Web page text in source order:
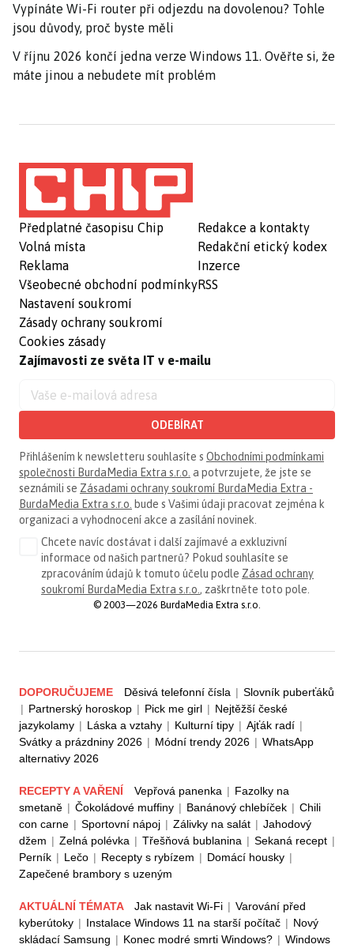
Vypínáte Wi-Fi router při odjezdu na dovolenou? Tohle
jsou důvody, proč byste měli
V říjnu 2026 končí jedna verze Windows 11. Ověřte si, že
máte jinou a nebudete mít problém
Předplatné časopisu Chip
Volná místa
Reklama
Všeobecné obchodní podmínky
Nastavení soukromí
Zásady ochrany soukromí
Cookies zásady
Redakce a kontakty
Redakční etický kodex
Inzerce
RSS
Zajímavosti ze světa IT v e-mailu
ODEBÍRAT
Přihlášením k newsletteru souhlasíte s Obchodními podmínkami
společnosti BurdaMedia Extra s.r.o. a potvrzujete, že jste se
seznámili se Zásadami ochrany soukromí BurdaMedia Extra -
BurdaMedia Extra s.r.o. bude s Vašimi údaji pracovat zejména k
organizaci a vyhodnocení akce a zasílání novinek.
Chcete navíc dostávat i další zajímavé a exkluzivní
informace od našich partnerů? Pokud souhlasíte se
zpracováním údajů k tomuto účelu podle Zásad ochrany
soukromí BurdaMedia Extra s.r.o. , zaškrtněte toto pole.
© 2003—2026 BurdaMedia Extra s.r.o.
DOPORUČUJEME Děsivá telefonní čísla | Slovník puberťáků
| Partnerský horoskop | Pick me girl | Nejtěžší české
jazykolamy | Láska a vztahy | Kulturní tipy | Ajťák radí |
Svátky a prázdniny 2026 | Módní trendy 2026 | WhatsApp
alternativy 2026
RECEPTY A VAŘENÍ Vepřová panenka | Fazolky na
smetaně | Čokoládové muffiny | Banánový chlebíček | Chili
con carne | Sportovní nápoj | Zálivky na salát | Jahodový
džem | Zelná polévka | Třešňová bublanina | Sekaná recept |
Perník | Lečo | Recepty s rybízem | Domácí housky |
Zapečené brambory s uzeným
AKTUÁLNÍ TÉMATA Jak nastavit Wi-Fi | Varování před
kyberútoky | Instalace Windows 11 na starší počítač | Nový
skládací Samsung | Konec modré smrti Windows? | Windows